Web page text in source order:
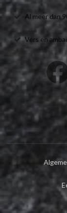
Al meer dan
Vers en